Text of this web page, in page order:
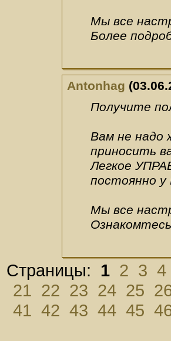
Мы все
Более
Antonhag
Получите
Вам не надо
приносить
Легкое
постоянно у
Мы все
Страницы: 1 2 3 4
21 22 23 24 25
41 42 43 44 45